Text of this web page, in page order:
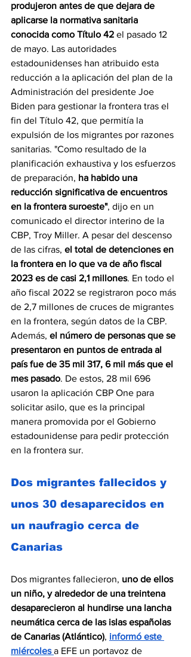
produjeron antes de que dejara de
aplicarse la normativa sanitaria
conocida como Título 42 el pasado 12
de mayo. Las autoridades
estadounidenses han atribuido esta
reducción a la aplicación del plan de la
Administración del presidente Joe
Biden para gestionar la frontera tras el
fin del Título 42, que permitía la
expulsión de los migrantes por razones
sanitarias. "Como resultado de la
planificación exhaustiva y los esfuerzos
de preparación, ha habido una
reducción significativa de encuentros
en la frontera suroeste", dijo en un
comunicado el director interino de la
CBP, Troy Miller. A pesar del descenso
de las cifras, el total de detenciones en
la frontera en lo que va de año fiscal
2023 es de casi 2,1 millones. En todo el
año fiscal 2022 se registraron poco más
de 2,7 millones de cruces de migrantes
en la frontera, según datos de la CBP.
Además, el número de personas que se
presentaron en puntos de entrada al
país fue de 35 mil 317, 6 mil más que el
mes pasado. De estos, 28 mil 696
usaron la aplicación CBP One para
solicitar asilo, que es la principal
manera promovida por el Gobierno
estadounidense para pedir protección
en la frontera sur.
Dos migrantes fallecidos y
unos 30 desaparecidos en
un naufragio cerca de
Canarias
Dos migrantes fallecieron, uno de ellos
un niño, y alrededor de una treintena
desaparecieron al hundirse una lancha
neumática cerca de las islas españolas
de Canarias (Atlántico), informó este
miércoles a EFE un portavoz de